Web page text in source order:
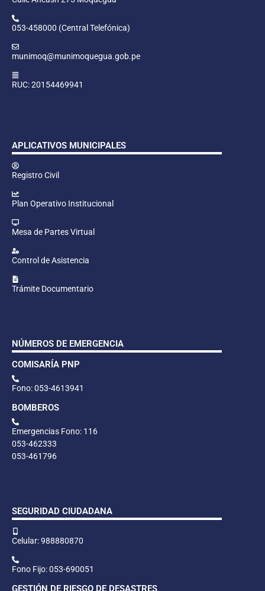
053-458000 (Central Telefónica)
munimoq@munimoquegua.gob.pe
RUC: 20154469941
APLICATIVOS MUNICIPALES
Registro Civil
Plan Operativo Institucional
Mesa de Partes Virtual
Control de Asistencia
Trámite Documentario
NÚMEROS DE EMERGENCIA
COMISARÍA PNP
Fono: 053-4613941
BOMBEROS
Emergencias Fono: 116
053-462333
053-461796
SEGURIDAD CIUDADANA
Celular: 988880870
Fono Fijo: 053-690051
GESTIÓN DE RIESGO DE DESASTRES